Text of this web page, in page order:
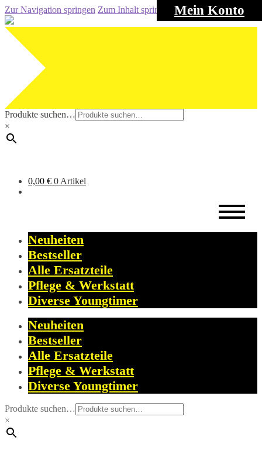
Mein Konto
Zur Navigation springen Zum Inhalt springen
Produkte suchen…
×
0,00 € 0 Artikel
Neuheiten
Bestseller
Alle Ersatzteile
Pflege & Werkstatt
Diverse Youngtimer
Neuheiten
Bestseller
Alle Ersatzteile
Pflege & Werkstatt
Diverse Youngtimer
Produkte suchen…
×